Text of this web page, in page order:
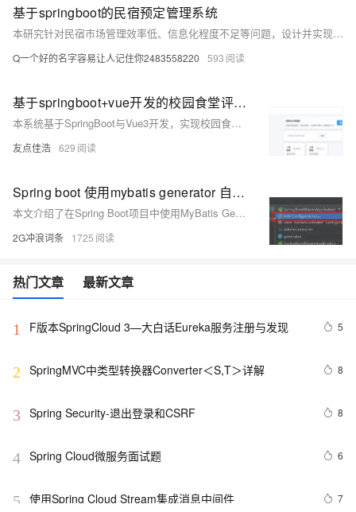
基于springboot的民宿预定管理系统
本研究针对民宿市场管理效率低、信息化程度不足等问题，设计并实现基于Spring Boot、Vue和MySQL的民宿预订管理系统。系统提升预订效率与用户体验，助力行业数字化转型。
Q一个好的名字容易让人记住你2483558220 593
基于springboot+vue开发的校园食堂评价系统【源码+sql+可运行】【50809】
本系统基于SpringBoot与Vue3开发，实现校园食堂评价功能。前台支持用户注册登录、食堂浏览、菜品查看及评价发布；后台提供食堂、菜品与评价管理模块，支持权限控制与数据维护。技术栈涵盖SpringBoot、MyBatisPlus、Vue3、ElementUI等，适配响应式布局，提供完整源码与数据库脚本，可直接运行部署。
友点佳浩 629
Spring boot 使用mybatis generator 自动生成代码插件
本文介绍了在Spring Boot项目中使用MyBatis Generator插件自动生成代码的详细步骤。首先创建一个新的Spring Boot项目，接着引入MyBatis Generator插件并配置`pom.xml`文件。然后删除默认的`application.properties`文件，创建`application.yml`进行相关配置，如设置Mapper路径和实体类包名。重点在于配置`generatorConfig.xml`文件，包括数据库驱动、连接信息、生成模型、映射文件及DAO的包名和位置。最后通过IDE配置运行插件生成代码，并在主类添加`@MapperScan`注解完成整合
2G冲浪词条 1725
热门文章 最新文章
1 F版本SpringCloud 3—大白话Eureka服务注册与发现 5
2 SpringMVC中类型转换器Converter＜S,T＞详解 8
3 8
4 Spring Cloud微服务面试题 6
5 使用Spring Cloud Stream集成消息中间件 7